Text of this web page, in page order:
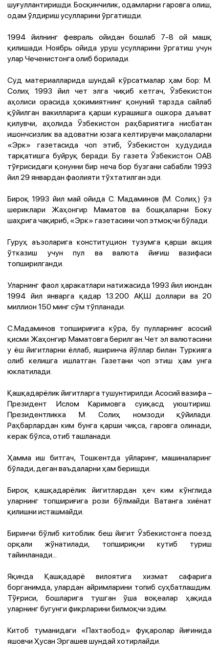
шуғуллантиришди. Босқинчилик, одамларни гаровга олиш,
одам ўлдириш усулларини ўргатишди.
1994 йилнинг февраль ойидан бошлаб 7-8 ой машқ
қилишади. Ноябрь ойида уруш усулларини ўргатиш учун
улар Чеченистонга олиб борилади.
Суд материалларида шундай кўрсатмалар ҳам бор: М.
Солиҳ 1993 йил чет элга чиқиб кетгач, Ўзбекистон
аҳолиси орасида ҳокимиятнинг қонуний тарзда сайлаб
қўйилган вакилларига қарши курашишга ошкора даъват
қилувчи, аҳолида Ўзбекистон раҳбариятига нисбатан
ишончсизлик ва адоватни юзага келтирувчи мақолаларни
«Эрк» газетасида чоп этиб, Ўзбекистон ҳудудида
тарқатишга буйруқ беради. Бу газета Ўзбекистон ОАВ
тўғрисидаги қонунни бир неча бор бузгани сабабли 1993
йил 29 январдан фаолияти тўхтатилган эди.
Бироқ 1993 йил май ойида С. Мадаминов (М. Солиҳ) ўз
шериклари Жаҳонгир Маматов ва бошқаларни Боку
шаҳрига чақириб, «Эрк» газетасини чоп этмоқчи бўлади.
Гуруҳ аъзоларига конституцион тузумга қарши акция
ўтказиш учун пул ва валюта йиғиш вазифаси
топширилганди.
Уларнинг фаол ҳаракатлари натижасида 1993 йил июндан
1994 йил январга қадар 13.200 АҚШ доллари ва 20
миллион 150 минг сўм тўпланади.
С.Мадаминов топшириғига кўра, бу пулларнинг асосий
қисми Жаҳонгир Маматовга берилган. Чет эл валютасини
у ёш йигитларни ёллаб, яширинча йўллар билан Туркияга
олиб келишга ишлатган. Газетани чоп этиш ҳам унга
юклатилади.
Қашқадарёлик йигитларга тушунтирилди. Асосий вазифа –
Президент Ислом Каримовга суиқасд уюштириш.
Президентликка М. Солиҳ номзоди қўйилади.
Раҳбарлардан ким бунга қарши чиқса, гаровга олинади,
керак бўлса, отиб ташланади.
Ҳамма иш битгач, Тошкентда уйларинг, машиналаринг
бўлади, деган ваъдаларни ҳам беришди.
Бироқ қашқадарёлик йигитлардан ҳеч ким кўнглида
уларнинг топшириғига рози бўлмайди. Ватанга хиёнат
қилишни исташмайди.
Биринчи бўлиб китоблик беш йигит Ўзбекистонга поезд
орқали жўнатилади, топшириқни кутиб туриш
тайинланади...
Яқинда Қашқадарё вилоятига хизмат сафарига
борганимда, улардан айримларини топиб суҳбатлашдим.
Тўғриси, бошларига тушган ўша воқеалар ҳақида
уларнинг бугунги фикрларини билмоқчи эдим.
Китоб туманидаги «Пахтаобод» фуқаролар йиғинида
яшовчи Ҳусан Эргашев шундай хотирлайди.